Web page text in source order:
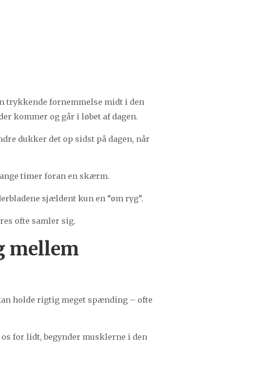
trykkende fornemmelse midt i den
kommer og går i løbet af dagen.
dukker det op sidst på dagen, når
timer foran en skærm.
sjældent kun en “øm ryg”.
ofte samler sig.
mellem
holde rigtig meget spænding – ofte
for lidt, begynder musklerne i den